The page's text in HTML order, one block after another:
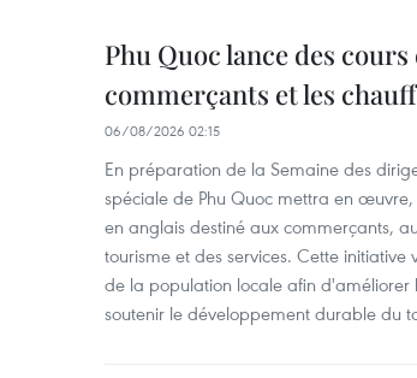
Phu Quoc lance des
commerçants et les
06/08/2026 02:15
En préparation de la Semaine des
spéciale de Phu Quoc mettra en
en anglais destiné aux commerçants,
tourisme et des services. Cette
de la population locale afin d'améliorer
soutenir le développement durable du